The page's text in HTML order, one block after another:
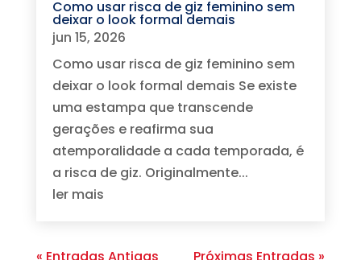
Como usar risca de giz feminino sem
deixar o look formal demais
jun 15, 2026
Como usar risca de giz feminino sem
deixar o look formal demais Se existe
uma estampa que transcende
gerações e reafirma sua
atemporalidade a cada temporada, é
a risca de giz. Originalmente...
ler mais